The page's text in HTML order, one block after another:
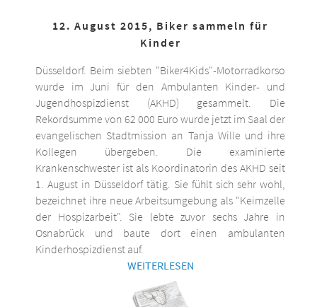
12. August 2015, Biker sammeln für
Kinder
Düsseldorf. Beim siebten "Biker4Kids"-Motorradkorso
wurde im Juni für den Ambulanten Kinder- und
Jugendhospizdienst (AKHD) gesammelt. Die
Rekordsumme von 62 000 Euro wurde jetzt im Saal der
evangelischen Stadtmission an Tanja Wille und ihre
Kollegen übergeben. Die examinierte
Krankenschwester ist als Koordinatorin des AKHD seit
1. August in Düsseldorf tätig. Sie fühlt sich sehr wohl,
bezeichnet ihre neue Arbeitsumgebung als "Keimzelle
der Hospizarbeit". Sie lebte zuvor sechs Jahre in
Osnabrück und baute dort einen ambulanten
Kinderhospizdienst auf.
WEITERLESEN